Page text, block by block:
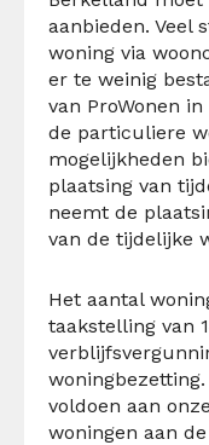
aanbieden. Veel
woning via
er te weinig
van ProWonen
de particuliere
mogelijkheden
plaatsing van
neemt de
van de tijdelijke
Het aantal
taakstelling van
voldoen aan
woningen aan